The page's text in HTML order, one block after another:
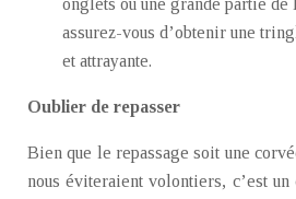
onglets où une grande partie
assurez-vous d’obtenir une
et attrayante.
Oublier de repasser
Bien que le repassage soit une
nous éviteraient volontiers, c’est